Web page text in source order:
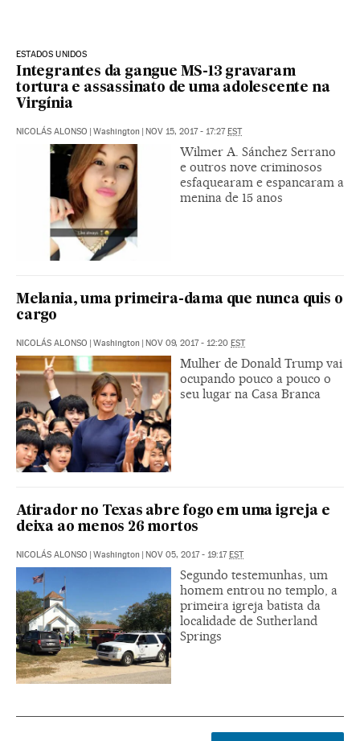
ESTADOS UNIDOS
Integrantes da gangue MS-13 gravaram
tortura e assassinato de uma adolescente na
Virgínia
NICOLÁS ALONSO Washington NOV 15, 2017 - 17:27 EST
Wilmer A. Sánchez Serrano
e outros nove criminosos
esfaquearam e espancaram a
menina de 15 anos
Melania, uma primeira-dama que nunca quis o
cargo
NICOLÁS ALONSO Washington NOV 09, 2017 - 12:20 EST
Mulher de Donald Trump vai
ocupando pouco a pouco o
seu lugar na Casa Branca
Atirador no Texas abre fogo em uma igreja e
deixa ao menos 26 mortos
NICOLÁS ALONSO Washington NOV 05, 2017 - 19:17 EST
Segundo testemunhas, um
homem entrou no templo, a
primeira igreja batista da
localidade de Sutherland
Springs